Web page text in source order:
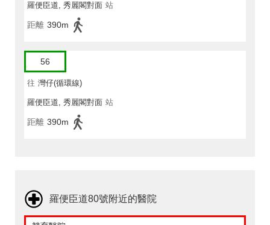
羅便臣道, 秀麗閣對面 站
距離 390m
56
往 灣仔(循環線)
羅便臣道, 秀麗閣對面 站
距離 390m
羅便臣道80號附近的醫院